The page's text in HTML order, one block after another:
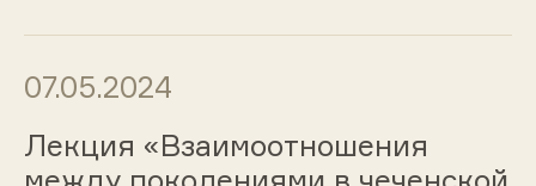
07.05.2024
Лекция «Взаимоотношения